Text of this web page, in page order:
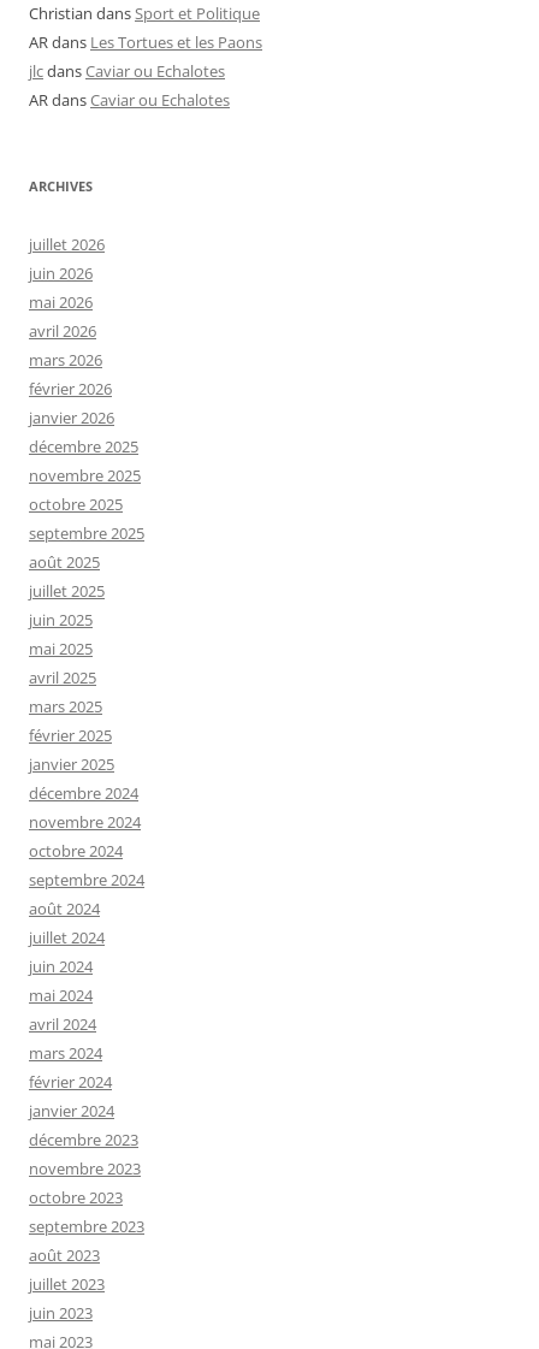
Christian dansSport et Politique
ARdans Les Tortues et les Paons
jlcdansCaviar ou Echalotes
ARdansCaviar ou Echalotes
ARCHIVES
juillet 2026
juin 2026
mai 2026
avril 2026
mars 2026
février 2026
janvier 2026
décembre 2025
novembre 2025
octobre 2025
septembre 2025
août 2025
juillet 2025
juin 2025
mai 2025
avril 2025
mars 2025
février 2025
janvier 2025
décembre 2024
novembre 2024
octobre 2024
septembre 2024
août 2024
juillet 2024
juin 2024
mai 2024
avril 2024
mars 2024
février 2024
janvier 2024
décembre 2023
novembre 2023
octobre 2023
septembre 2023
août 2023
juillet 2023
juin 2023
mai 2023